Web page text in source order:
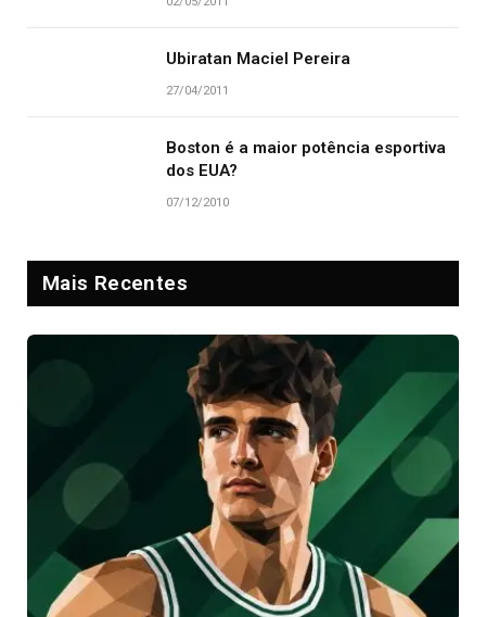
Ubiratan Maciel Pereira
27/04/2011
Boston é a maior potência esportiva
dos EUA?
07/12/2010
Mais Recentes